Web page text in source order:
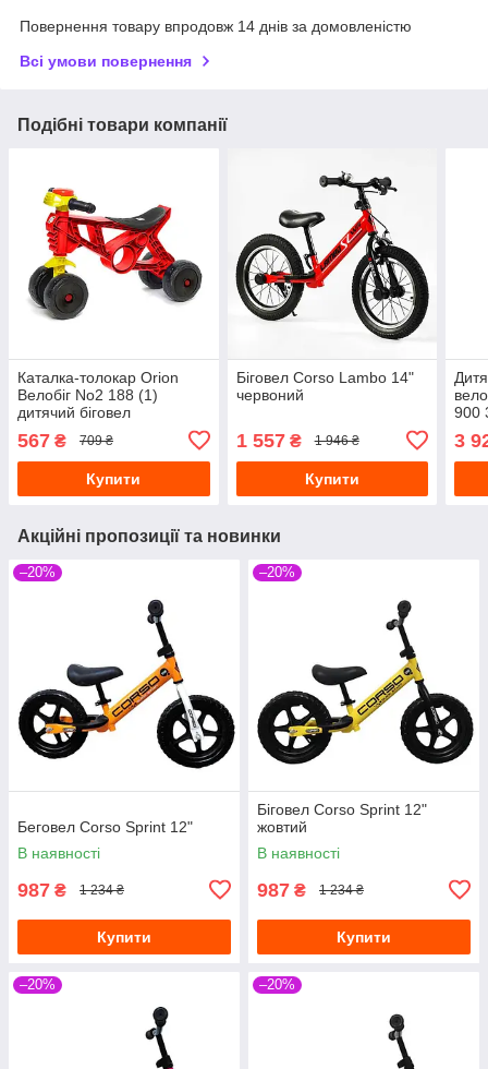
Повернення товару впродовж 14 днів за домовленістю
Всі умови повернення
Подібні товари компанії
Каталка-толокар Orion
Велобіг No2 188 (1)
дитячий біговел
чотириколісний мотоцикл
із клаксоном, червоний
567 ₴ 709 ₴
Купити
Біговел Corso Lambo 14"
червоний
1 557₴ 1 946 ₴
Купити
900
3
Акційні пропозиції та новинки
–20%
Беговел Corso Sprint 12"
В наявності
987 ₴ 1 234 ₴
Купити
–20%
Біговел Corso Sprint 12"
жовтий
В наявності
987 ₴ 1 234 ₴
Купити
–20% –20%